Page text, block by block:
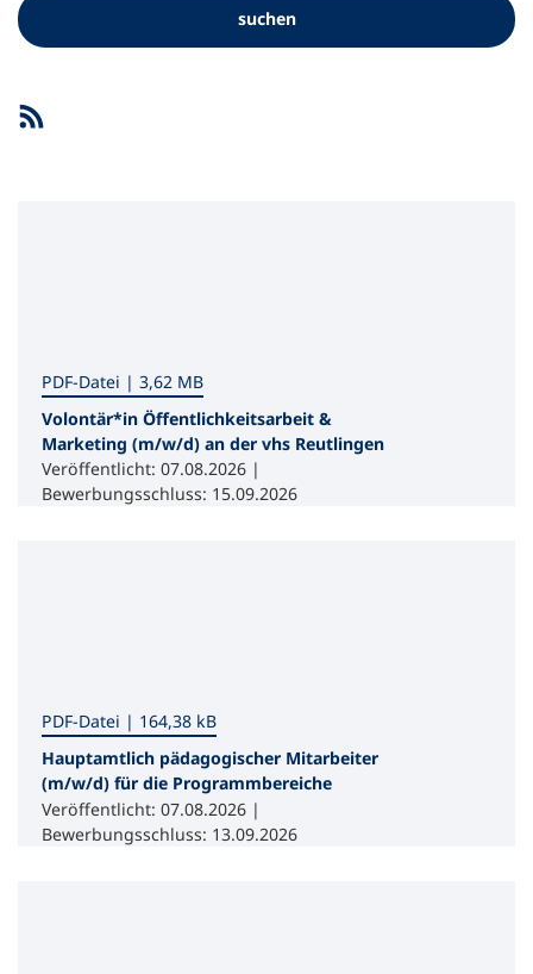
suchen
Suchergebnis
PDF-Datei
3,62 MB
Volontär*in Öffentlichkeitsarbeit &
Marketing (m/w/d) an der vhs Reutlingen
Veröffentlicht: 07.08.2026 |
Bewerbungsschluss: 15.09.2026
PDF-Datei
164,38 kB
Hauptamtlich pädagogischer Mitarbeiter
(m/w/d) für die Programmbereiche
Gesundheit, Kochkultur und Tänze der Welt
an der vhs Dachau
Veröffentlicht: 07.08.2026 |
Bewerbungsschluss: 13.09.2026